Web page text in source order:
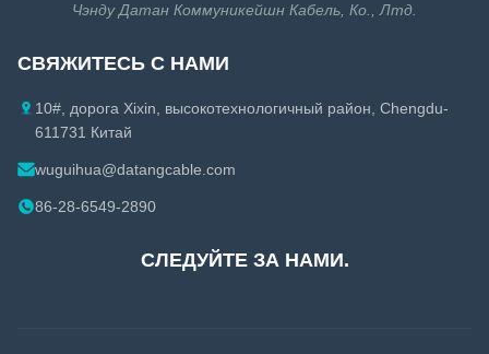
Аксессуары кабеля ethernet
Чэнду Датан Коммуникейшн Кабель, Ко., Лтд.
СВЯЖИТЕСЬ С НАМИ
10#, дорога Xixin, высокотехнологичный район, Chengdu-
611731 Китай
wuguihua@datangcable.com
86-28-6549-2890
СЛЕДУЙТЕ ЗА НАМИ.